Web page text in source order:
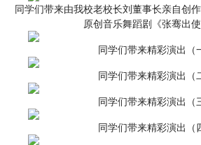
同学们带来由我校老校长刘董事长亲自创
原创音乐舞蹈剧《张骞出使
同学们带来精彩演出（
同学们带来精彩演出（
同学们带来精彩演出（
同学们带来精彩演出（